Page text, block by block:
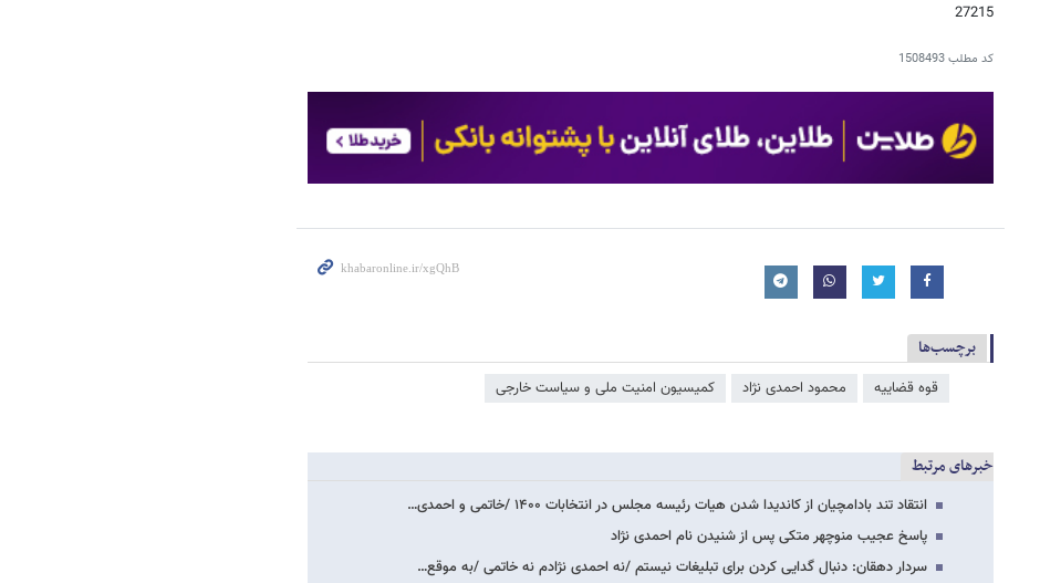
27215
کد مطلب1508493
برچسب‌ها
قوه قضاییه محمود احمدی ‌نژاد کمیسیون امنیت ملی و سیاست خارجی
خبرهای مرتبط
انتقاد تند بادامچیان از کاندیدا شدن هیات رئیسه مجلس در انتخابات ۱۴۰۰ /خاتمی و احمدی…
پاسخ عجیب منوچهر متکی پس از شنیدن نام احمدی نژاد
سردار دهقان: دنبال گدایی کردن برای تبلیغات نیستم /نه احمدی نژادم نه خاتمی /به موقع…